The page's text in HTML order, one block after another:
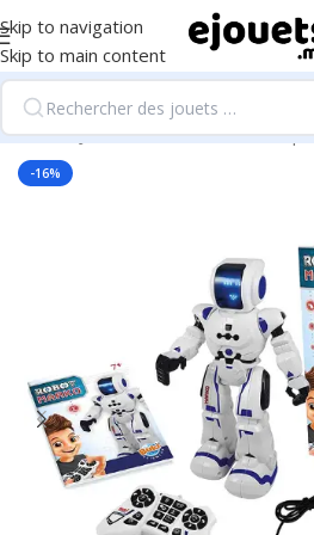
Skip to navigation
Skip to main content
Accueil/Jeux éducatifs et
-16%